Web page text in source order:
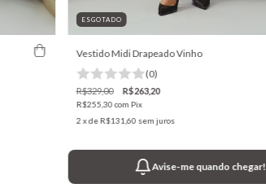
ESGOTADO
Vestido Midi Drapeado Vinho
(0)
R$329,00 R$263,20
R$255,30com Pix
2 x deR$131,60 sem juros
Avise-me quando chegar!